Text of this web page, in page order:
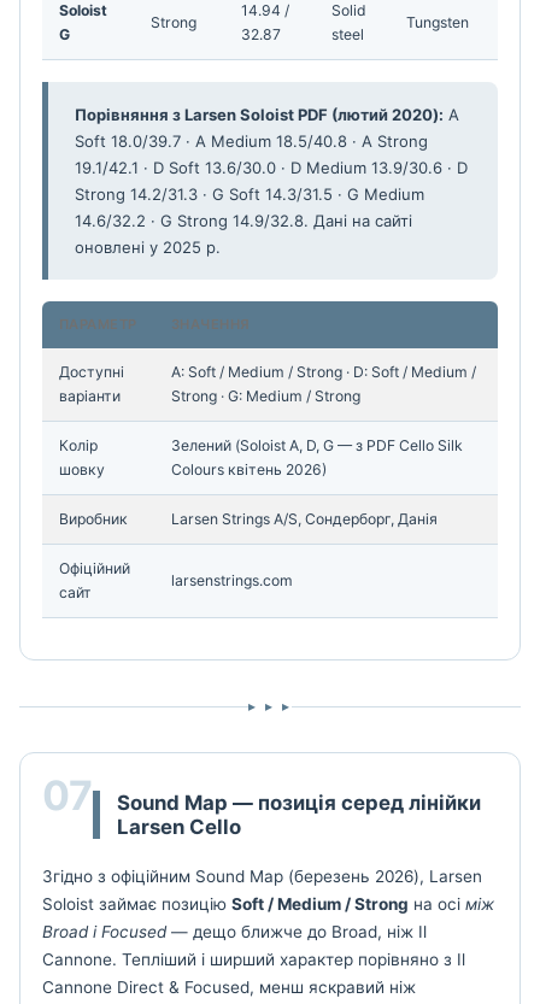
Soloist
G
Strong
14.94 /
32.87
Solid
steel
Tungsten
Порівняння з Larsen Soloist PDF (лютий 2020): A
Soft 18.0/39.7 · A Medium 18.5/40.8 · A Strong
19.1/42.1 · D Soft 13.6/30.0 · D Medium 13.9/30.6 · D
Strong 14.2/31.3 · G Soft 14.3/31.5 · G Medium
14.6/32.2 · G Strong 14.9/32.8. Дані на сайті
оновлені у 2025 р.
ПАРАМЕТР ЗНАЧЕННЯ
Доступні
варіанти
A: Soft / Medium / Strong · D: Soft / Medium /
Strong · G: Medium / Strong
Колір
шовку
Зелений (Soloist A, D, G — з PDF Cello Silk
Colours квітень 2026)
Виробник Larsen Strings A/S, Сондерборг, Данія
Офіційний
сайт
larsenstrings.com
▸ ▸ ▸
07
Sound Map — позиція серед лінійки
Larsen Cello
Згідно з офіційним Sound Map (березень 2026), Larsen
Soloist займає позицію Soft / Medium / Strong на осі між
Broad і Focused— дещо ближче до Broad, ніж Il
Cannone. Тепліший і ширший характер порівняно з Il
Cannone Direct & Focused, менш яскравий ніж